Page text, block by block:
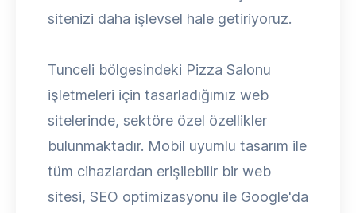
sitenizi daha işlevsel hale getiriyoruz.
Tunceli bölgesindeki Pizza Salonu
işletmeleri için tasarladığımız web
sitelerinde, sektöre özel özellikler
bulunmaktadır. Mobil uyumlu tasarım ile
tüm cihazlardan erişilebilir bir web
sitesi, SEO optimizasyonu ile Google'da